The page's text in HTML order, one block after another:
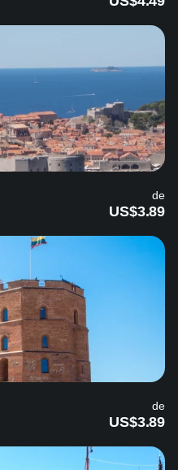
de
US$3.89
de
US$3.89